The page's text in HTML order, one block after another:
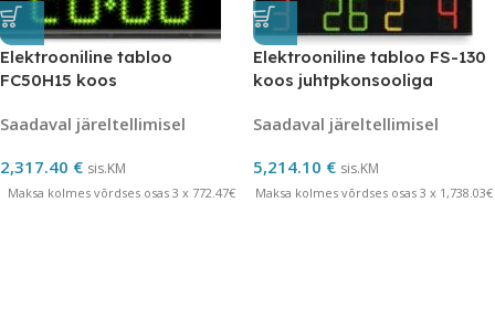
Elektrooniline tabloo
FC50H15 koos
Saadaval järeltellimisel
2,317.40 € sis.KM
Maksa kolmes võrdses osas 3 x 772.47€
Elektrooniline tabloo FS-130
koos juhtpkonsooliga
Saadaval järeltellimisel
5,214.10 € sis.KM
Maksa kolmes võrdses osas 3 x 1,738.03€